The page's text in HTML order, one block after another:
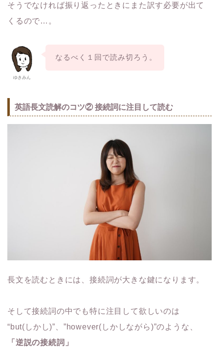
そうでなければ振り返ったときにまた訳す必要が出て
くるので…。
ゆきみん
なるべく１回で読み切ろう。
英語長文読解のコツ② 接続詞に注目して読む
長文を読むときには、接続詞が大きな鍵になります。
そして接続詞の中でも特に注目して欲しいのは
“but(しかし)”、”however(しかしながら)”のような、
「逆説の接続詞」